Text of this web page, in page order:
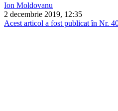
Ion Moldovanu
2 decembrie 2019, 12:35
Acest articol a fost publicat în Nr.